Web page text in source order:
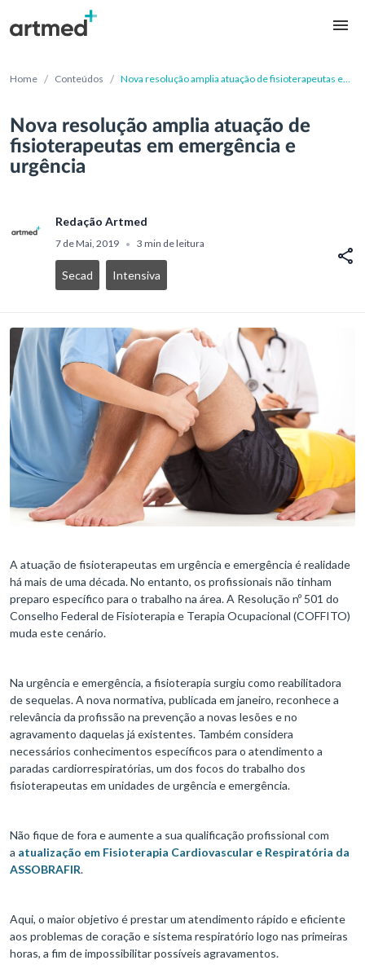
Home / Conteúdos / Nova resolução amplia atuação de fisioterapeutas em
Nova resolução amplia atuação de
fisioterapeutas em emergência e
urgência
Redação Artmed
7 de Mai, 2019 • 3 min de leitura
Secad Intensiva
A atuação de fisioterapeutas em urgência e emergência é realidade
há mais de uma década. No entanto, os profissionais não tinham
preparo específico para o trabalho na área. A Resolução nº 501 do
Conselho Federal de Fisioterapia e Terapia Ocupacional (COFFITO)
muda este cenário.
Na urgência e emergência, a fisioterapia surgiu como reabilitadora
de sequelas. A nova normativa, publicada em janeiro, reconhece a
relevância da profissão na prevenção a novas lesões e no
agravamento daquelas já existentes. Também considera
necessários conhecimentos específicos para o atendimento a
paradas cardiorrespiratórias, um dos focos do trabalho dos
fisioterapeutas em unidades de urgência e emergência.
Não fique de fora e aumente a sua qualificação profissional com
a atualização em Fisioterapia Cardiovascular e Respiratória da
ASSOBRAFIR.
Aqui, o maior objetivo é prestar um atendimento rápido e eficiente
aos problemas de coração e sistema respiratório logo nas primeiras
horas, a fim de impossibilitar possíveis agravamentos.